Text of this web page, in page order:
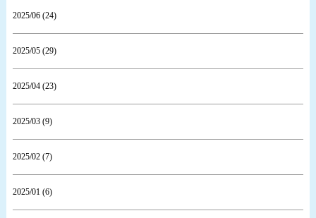
2025/06 (24)
2025/05 (29)
2025/04 (23)
2025/03 (9)
2025/02 (7)
2025/01 (6)